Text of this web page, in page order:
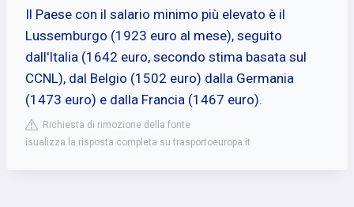
Il Paese con il salario minimo più elevato è il
Lussemburgo (1923 euro al mese), seguito
dall'Italia (1642 euro, secondo stima basata sul
CCNL), dal Belgio (1502 euro) dalla Germania
(1473 euro) e dalla Francia (1467 euro).
Richiesta di rimozione della fonte
isualizza la risposta completa su trasportoeuropa.it